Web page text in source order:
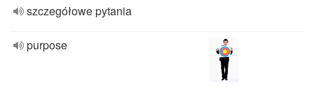
szczegółowe pytania
purpose